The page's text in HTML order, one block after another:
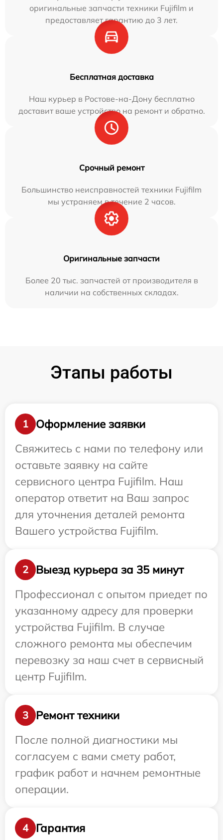
оригинальные запчасти техники Fujifilm и
предоставляет гарантию до 3 лет.
Бесплатная доставка
Наш курьер в Ростове-на-Дону бесплатно
доставит ваше устройство на ремонт и обратно.
Срочный ремонт
Большинство неисправностей техники Fujifilm
мы устраняем в течение 2 часов.
Оригинальные запчасти
Более 20 тыс. запчастей от производителя в
наличии на собственных складах.
Этапы работы
1
Оформление заявки
Свяжитесь с нами по телефону или
оставьте заявку на сайте
сервисного центра Fujifilm. Наш
оператор ответит на Ваш запрос
для уточнения деталей ремонта
Вашего устройства Fujifilm.
2
Выезд курьера за 35 минут
Профессионал с опытом приедет по
указанному адресу для проверки
устройства Fujifilm. В случае
сложного ремонта мы обеспечим
перевозку за наш счет в сервисный
центр Fujifilm.
3
Ремонт техники
После полной диагностики мы
согласуем с вами смету работ,
график работ и начнем ремонтные
операции.
4 Гарантия